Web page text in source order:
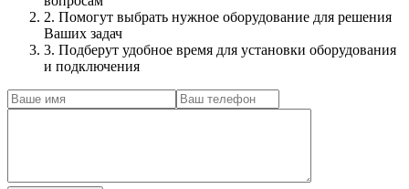
2. Помогут выбрать нужное оборудование для решения
Ваших задач
3. Подберут удобное время для установки оборудования
и подключения